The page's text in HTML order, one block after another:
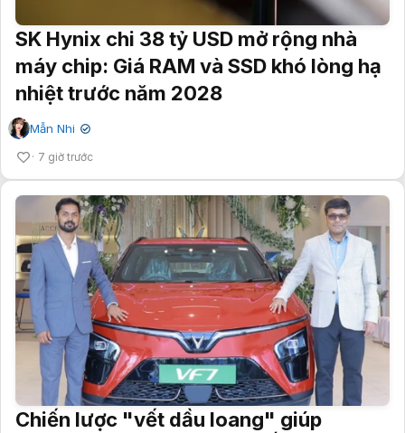
SK Hynix chi 38 tỷ USD mở rộng nhà
máy chip: Giá RAM và SSD khó lòng hạ
nhiệt trước năm 2028
Mẫn Nhi ✔
7 giờ trước
Chiến lược "vết dầu loang" giúp